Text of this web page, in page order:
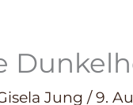
Jung /9.